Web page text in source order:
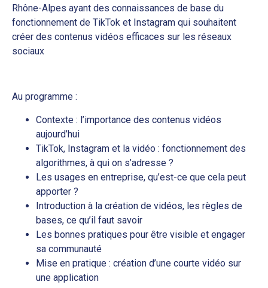
Rhône-Alpes ayant des connaissances de base du
fonctionnement de TikTok et Instagram qui souhaitent
créer des contenus vidéos efficaces sur les réseaux
sociaux
Au programme :
Contexte : l’importance des contenus vidéos
aujourd’hui
TikTok, Instagram et la vidéo : fonctionnement des
algorithmes, à qui on s’adresse ?
Les usages en entreprise, qu’est-ce que cela peut
apporter ?
Introduction à la création de vidéos, les règles de
bases, ce qu’il faut savoir
Les bonnes pratiques pour être visible et engager
sa communauté
Mise en pratique : création d’une courte vidéo sur
une application